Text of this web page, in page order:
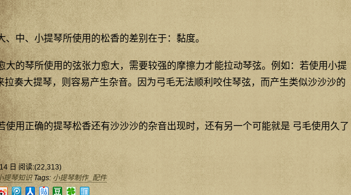
、中、小提琴所使用的松香的差别在于：黏度。
大的琴所使用的弦张力愈大，需要较强的摩擦力才能拉动琴弦。例如：若使用小提
拉奏大提琴，则容易产生杂音。因为弓毛无法顺利咬住琴弦，而产生类似沙沙沙的
使用正确的提琴松香还有沙沙沙的杂音出现时，还有另一个可能就是 弓毛使用久了
日 阅读:(22,313)
提琴知识Tags: 小提琴制作_配件